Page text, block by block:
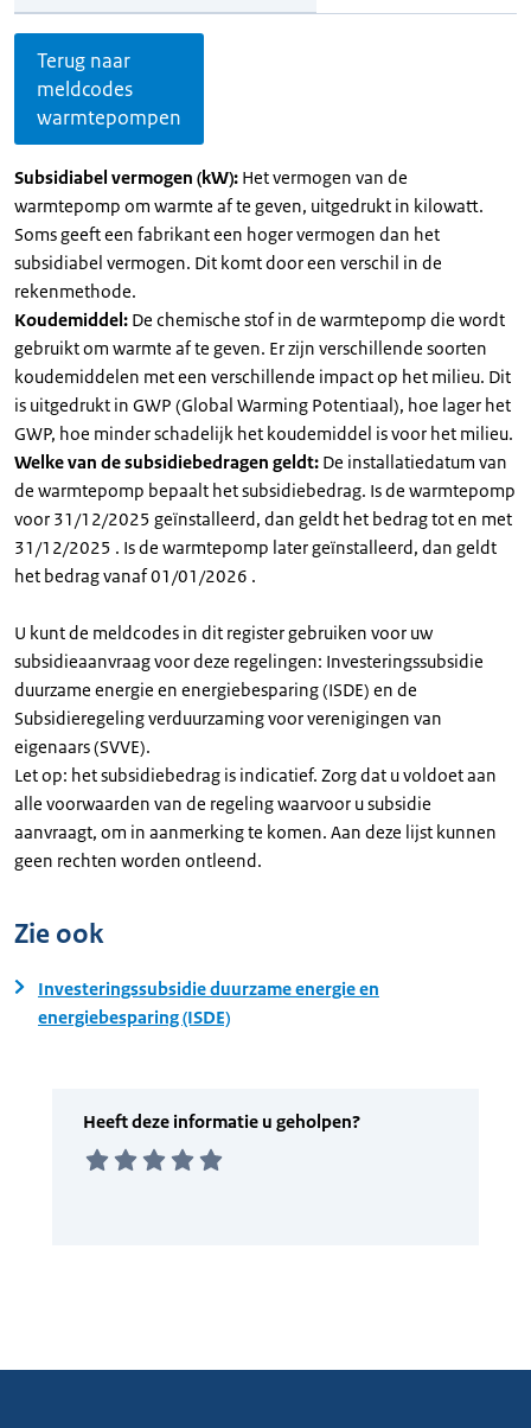
Terug naar
meldcodes
warmtepompen
Subsidiabel vermogen (kW): Het vermogen van de
warmtepomp om warmte af te geven, uitgedrukt in kilowatt.
Soms geeft een fabrikant een hoger vermogen dan het
subsidiabel vermogen. Dit komt door een verschil in de
rekenmethode.
Koudemiddel: De chemische stof in de warmtepomp die wordt
gebruikt om warmte af te geven. Er zijn verschillende soorten
koudemiddelen met een verschillende impact op het milieu. Dit
is uitgedrukt in GWP (Global Warming Potentiaal), hoe lager het
GWP, hoe minder schadelijk het koudemiddel is voor het milieu.
Welke van de subsidiebedragen geldt: De installatiedatum van
de warmtepomp bepaalt het subsidiebedrag. Is de warmtepomp
voor 31/12/2025 geïnstalleerd, dan geldt het bedrag tot en met
31/12/2025 . Is de warmtepomp later geïnstalleerd, dan geldt
het bedrag vanaf 01/01/2026 .
U kunt de meldcodes in dit register gebruiken voor uw
subsidieaanvraag voor deze regelingen: Investeringssubsidie
duurzame energie en energiebesparing (ISDE) en de
Subsidieregeling verduurzaming voor verenigingen van
eigenaars (SVVE).
Let op: het subsidiebedrag is indicatief. Zorg dat u voldoet aan
alle voorwaarden van de regeling waarvoor u subsidie
aanvraagt, om in aanmerking te komen. Aan deze lijst kunnen
geen rechten worden ontleend.
Zie ook
Investeringssubsidie duurzame energie en
energiebesparing (ISDE)